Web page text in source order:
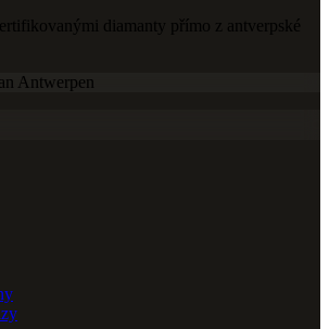
diamanty přímo z antverpské
Antwerpen